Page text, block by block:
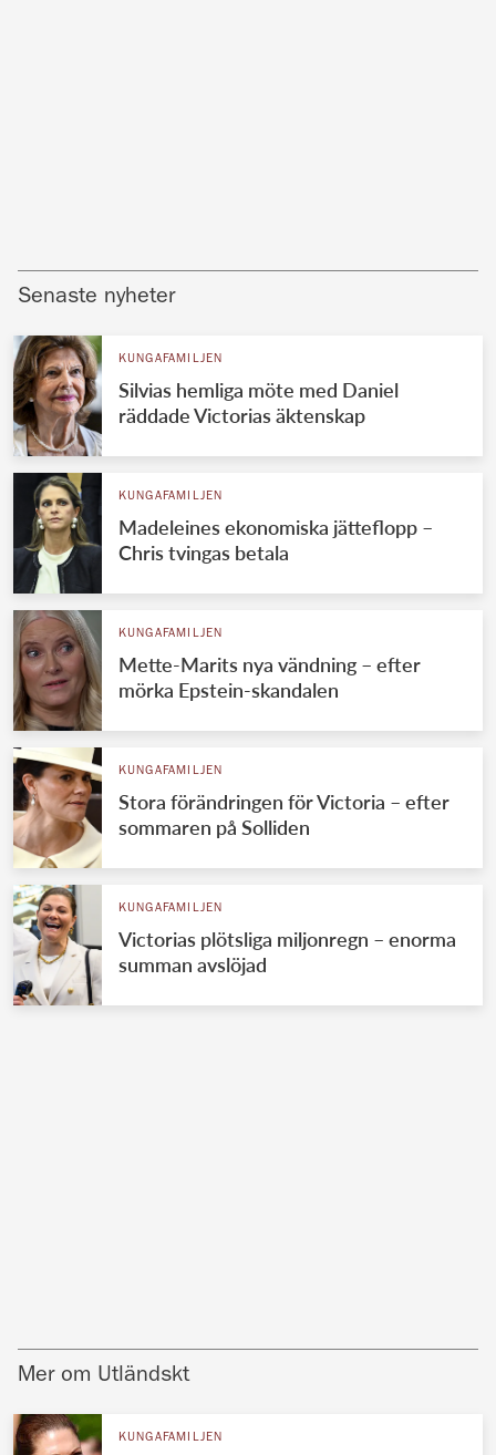
Senaste nyheter
KUNGAFAMILJEN
Silvias hemliga möte med Daniel
räddade Victorias äktenskap
KUNGAFAMILJEN
Madeleines ekonomiska jätteflopp –
Chris tvingas betala
KUNGAFAMILJEN
Mette-Marits nya vändning – efter
mörka Epstein-skandalen
KUNGAFAMILJEN
Stora förändringen för Victoria – efter
sommaren på Solliden
KUNGAFAMILJEN
Victorias plötsliga miljonregn – enorma
summan avslöjad
Mer om Utländskt
KUNGAFAMILJEN